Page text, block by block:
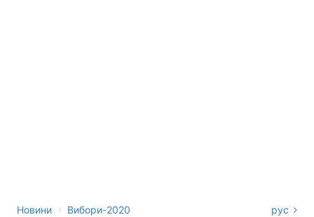
Новини › Вибори-2020 рус